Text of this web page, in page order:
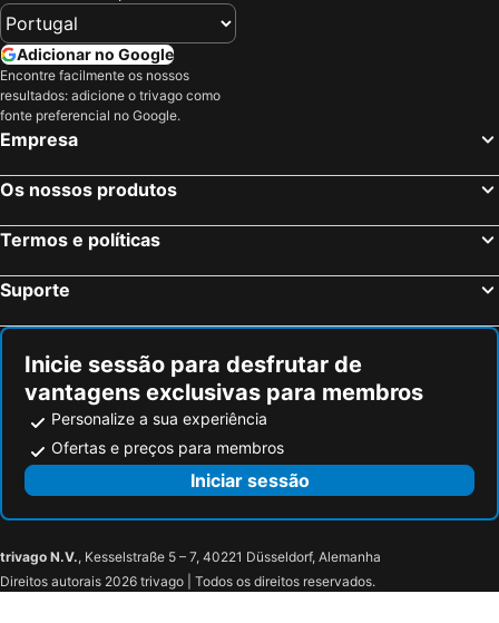
Coaltown Of Balgonie, bed and breakfasts
Eyemouth, bed and breakfasts
Adicionar no Google
Encontre facilmente os nossos
resultados: adicione o trivago como
fonte preferencial no Google.
Empresa
Os nossos produtos
Termos e políticas
Suporte
Inicie sessão para desfrutar de
vantagens exclusivas para membros
Personalize a sua experiência
Ofertas e preços para membros
Iniciar sessão
trivago N.V., Kesselstraße 5 – 7, 40221 Düsseldorf, Alemanha
Direitos autorais 2026 trivago | Todos os direitos reservados.